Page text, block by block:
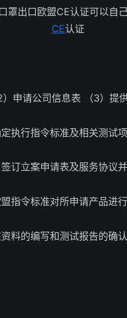
CE认证
申请公司信息表 （3）提供
执行指令标准及相关测试
订立案申请表及服务协议并
指令标准对所申请产品进
料的编写和测试报告的确认